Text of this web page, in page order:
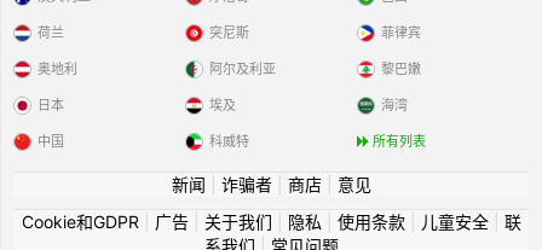
荷兰
奥地利
日本
中国
突尼斯
阿尔及利亚
埃及
科威特
菲律宾
黎巴嫩
海湾
所有列表
新闻 诈骗者| 商店| 意见
Cookie和GDPR
广告| 关于我们 隐私 使用条款| 儿童安全| 联
系我们
常见问题